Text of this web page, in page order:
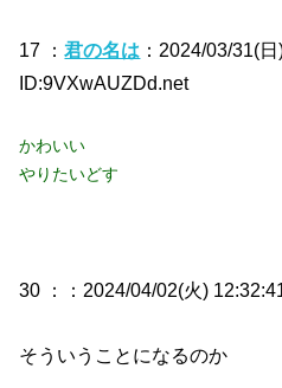
17 ：君の名は ：2024/03/31(
ID:9VXwAUZDd.net
かわいい
やりたいどす
30 ： ：2024/04/02(火)
そういうことになるのか